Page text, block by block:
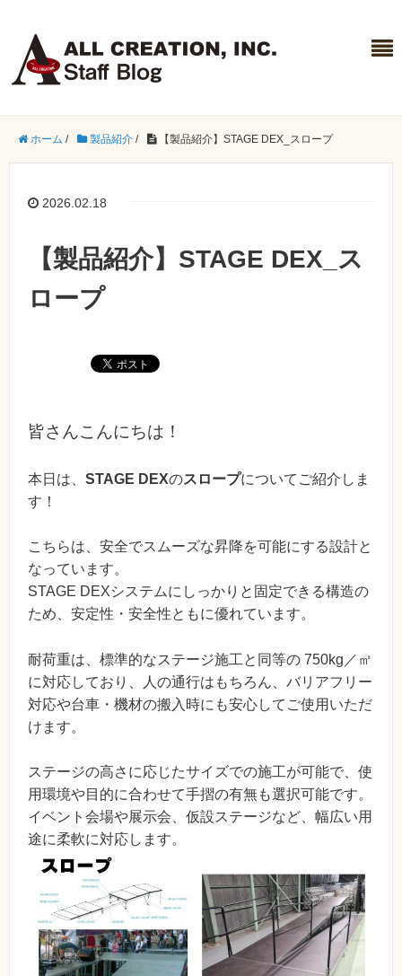
ホーム / 製品紹介 / 【製品紹介】STAGE DEX_スロープ
2026.02.18
【製品紹介】STAGE DEX_ス
ロープ
皆さんこんにちは！
本日は、 STAGE DEXのスロープについてご紹介しま
す！
こちらは、安全でスムーズな昇降を可能にする設計と
なっています。
STAGE DEXシステムにしっかりと固定できる構造の
ため、安定性・安全性ともに優れています。
耐荷重は、標準的なステージ施工と同等の 750kg／㎡
に対応しており、人の通行はもちろん、バリアフリー
対応や台車・機材の搬入時にも安心してご使用いただ
けます。
ステージの高さに応じたサイズでの施工が可能で、使
用環境や目的に合わせて手摺の有無も選択可能です。
イベント会場や展示会、仮設ステージなど、幅広い用
途に柔軟に対応します。